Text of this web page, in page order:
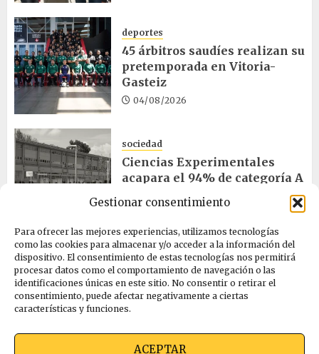
Gestionar consentimiento
Para ofrecer las mejores experiencias, utilizamos tecnologías
como las cookies para almacenar y/o acceder a la información del
dispositivo. El consentimiento de estas tecnologías nos permitirá
procesar datos como el comportamiento de navegación o las
identificaciones únicas en este sitio. No consentir o retirar el
consentimiento, puede afectar negativamente a ciertas
características y funciones.
ACEPTAR
deportes
45 árbitros saudíes realizan su
pretemporada en Vitoria-
Gasteiz
04/08/2026
sociedad
Ciencias Experimentales
acapara el 94% de categoría A
en ayudas vascas
medio_ambiente
Julio de 2026 fue el mes más
cálido desde 1970